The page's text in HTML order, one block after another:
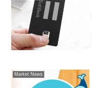
Market News